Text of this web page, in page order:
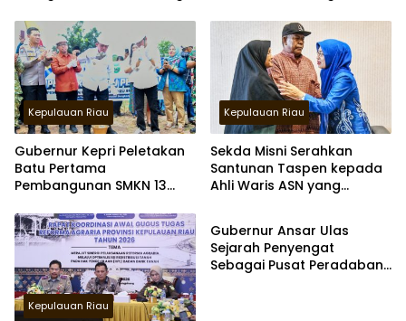
bersejarah
Kepulauan Riau
Gubernur Kepri Peletakan
Batu Pertama
Pembangunan SMKN 13
Kepulauan Riau
Sekda Misni Serahkan
Santunan Taspen kepada
Ahli Waris ASN yang
Kepulauan Riau
Kepulauan Riau
Gubernur Ansar Ulas
Sejarah Penyengat
Sebagai Pusat Peradaban